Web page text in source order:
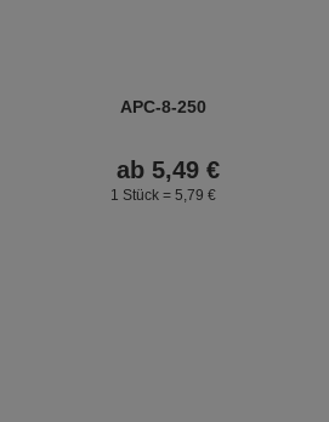
APC-8-250
ab 5,49 €
1 Stück = 5, 79 €